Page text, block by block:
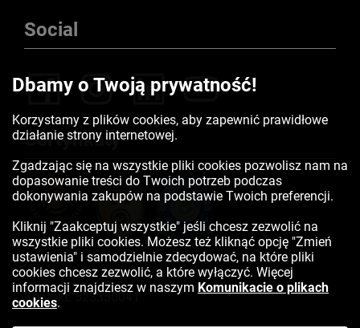
Social
Certyfikaty
Kontakt:523350041
Dbamy o Twoją prywatność!
Korzystamy z plików cookies, aby zapewnić prawidłowe
działanie strony internetowej.
Zgadzając się na wszystkie pliki cookies pozwolisz nam na
dopasowanie treści do Twoich potrzeb podczas
dokonywania zakupów na podstawie Twoich preferencji.
Kliknij "Zaakceptuj wszystkie" jeśli chcesz zezwolić na
wszystkie pliki cookies. Możesz też kliknąć opcję "Zmień
ustawienia" i samodzielnie zdecydować, na które pliki
cookies chcesz zezwolić, a które wyłączyć. Więcej
informacji znajdziesz w naszym Komunikacie o plikach
cookies.